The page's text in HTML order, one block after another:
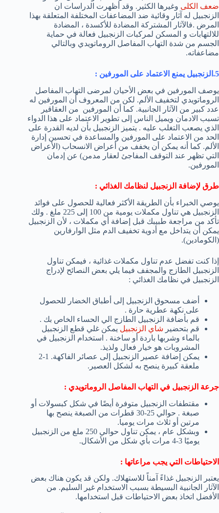
ضعف الكلى وغيرها الكثير. وقد أظهرت الدراسات ان
الزنجبيل له آثار وقائية ضد المضاعفات المختلفة المتعلقة بهذا
المرض .فالآثار المشتركة المضادة للأكسدة ، المضادة
للالتهابات و المسكن لمركبات الزنجبيل فعالة في حماية
الجسم من شدة التهاب المفاصل الروماتويدي وبالتالي
مضاعفاته.
5.الزنجبيل يمنع الاعتماد على المورفين
:
يوصف المورفين في بعض الأحيان لمرضى التهاب المفاصل
الروماتويدي لتخفيف الألم. لكن من المعروف أن المورفين له
عدد كبير من الآثار الجانبية. كما أن المورفين من العقاقير
تسبب الادمان ويميل الناس إلى تطوير الاعتماد على هذا الدواء
الذي يصعب التغلب عليه . يتميز الزنجبيل بأن لديه القدرة على
الحد من الاعتماد على المورفين والمساعدة في تحسين إدارة
الألم. كما أنه يمكن أن يخفف من أعراض الانسحاب (الأعراض
التي تظهر عند التوقف المفاجئ لعقار مدمن) عن إدمان
المورفين.
طرق لإضافة الزنجبيل لنظامك الغذائي :
يوصي الخبراء بأن الطريقة الأكثر فعالية للحصول على فوائد
الزنجبيل هي تناول مكملات يومية من 100 إلى 225 ملغ . ولك
تأكد من مراجعة طبيبك قبل إضافة أي مكملات ، لأن الزنجبيل
يمكن أن يتداخل مع أدوية تخفيف الدم مثل الوارفارين
(الكومادين).
إذا كنت تفضل عدم تناول مكملات غذائية ، فيمكن تناول
الزنجبيل الطازج والمجفف فيما يلي بعض النصائح لإدراج
الزنجبيل في نظامك الغذائي :
أضف مسحوق الزنجبيل إلى أطباق الخضار للحصول
على نكهة عطرية حارة .
قم بأضافة الزنجبيل الطازج الي الحساء الخاص بك .
قم بتحضير شاي الزنجبيل يمكن غلي قطع الزنجبيل
بالماء وشربها باردة أو ساخنة . استخدام الزنجبيل في
المشروبات هو خيار فعال ولذيذ.
يمكن إضافة عصير الزنجبيل إلى عصائر الفاكهة. 1-2
ملعقة كبيرة ينصح به لشكل العصير.
جرعة الزنجبيل في التهاب المفاصل الروماتويدي :
مقتطفات الزنجبيل متوفرة أيضًا في شكل كبسولات أو
صبغة . حوالي 25-30 قطرات من الصبغة ينصح بها
مرتين أو ثلاث مرات يوميا.
وبشكل عام ، يمكن تناول حوالي 250 ملغ من الزنجبيل
يوميًا 3-4 مرات بأي شكل من الأشكال.
الاحتياطات التي يجب مراعاتها :
يعتبر الزنجبيل غذاءً آمناً للاستهلاك. ولكن قد يكون هناك بعض
الآثار الجانبية البسيطة بسبب الاستخدام غير السليم. من
الأفضل اتخاذ بعض الاحتياطات قبل استخدامها.